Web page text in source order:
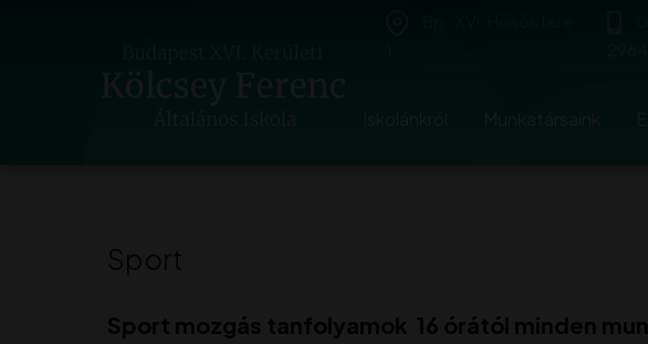
Munkatársaink
Sport
Sport mozgás tanfolyamok 16 órától minden